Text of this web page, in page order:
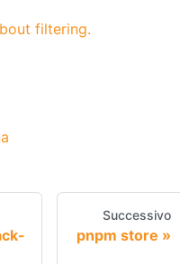
filtering.
Successivo
pnpm store